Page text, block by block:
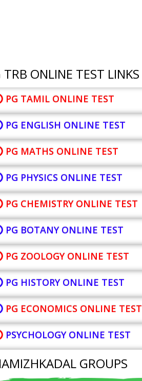
TRB ONLINE TEST LINKS
PG TAMIL ONLINE TEST
PG ENGLISH ONLINE TEST
PG MATHS ONLINE TEST
PG PHYSICS ONLINE TEST
PG CHEMISTRY ONLINE TEST
PG BOTANYONLINE TEST
PG ZOOLOGY ONLINE TEST
PG HISTORY ONLINE TEST
PG ECONOMICS ONLINE TEST
PSYCHOLOGY ONLINE TEST
GROUPS